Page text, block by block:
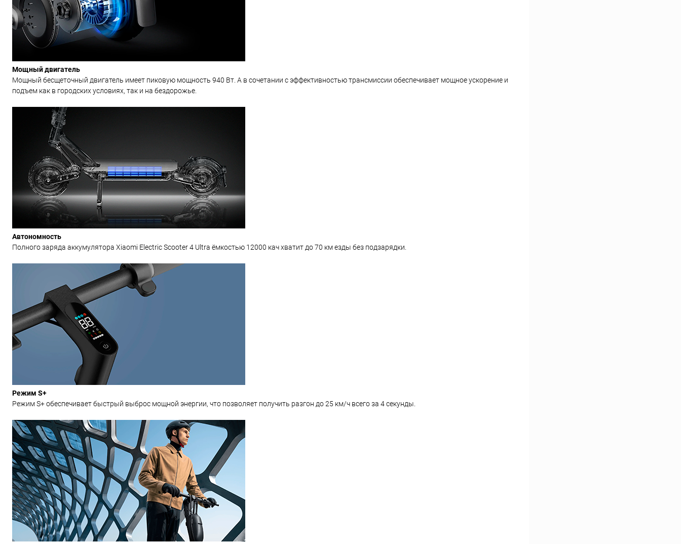
Мощный двигатель
Мощный бесщеточный двигатель имеет пиковую мощность 940 Вт. А в сочетании с эффективностью трансмиссии обеспечивает мощное ускорение и
подъем как в городских условиях, так и на бездорожье.
Автономность
Полного заряда аккумулятора Xiaomi Electric Scooter 4 Ultra ёмкостью 12000 кач хватит до 70 км езды без подзарядки.
Режим S+
Режим S+ обеспечивает быстрый выброс мощной энергии, что позволяет получить разгон до 25 км/ч всего за 4 секунды.